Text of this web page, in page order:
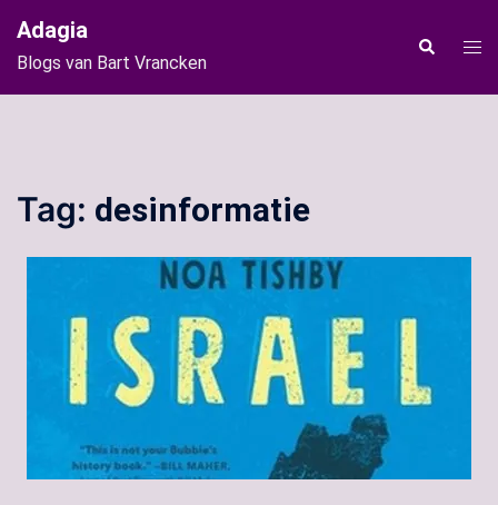
naar
de
inhoud
Adagia
Blogs van Bart Vrancken
Zoeken
Tag: desinformatie